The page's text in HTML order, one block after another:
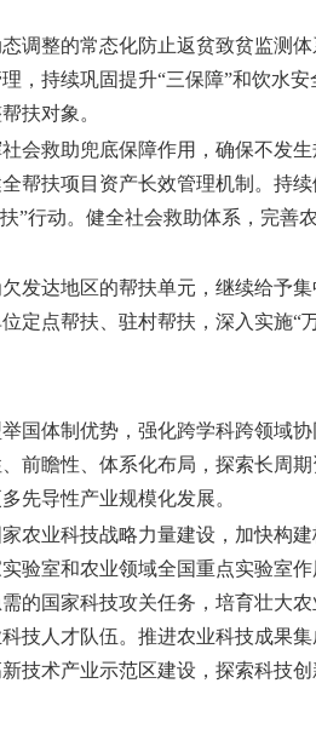
调整的常态化防止返贫致贫监测
，持续巩固提升“三保障”和饮水
扶对象。
会救助兜底保障作用，确保不发
帮扶项目资产长效管理机制。持
”行动。健全社会救助体系，完善
发达地区的帮扶单元，继续给予
定点帮扶、驻村帮扶，深入实施“
国体制优势，强化跨学科跨领域
前瞻性、体系化布局，探索长周
先导性产业规模化发展。
农业科技战略力量建设，加快构
验室和农业领域全国重点实验室
的国家科技攻关任务，培育壮大
技人才队伍。推进农业科技成果
技术产业示范区建设，探索科技